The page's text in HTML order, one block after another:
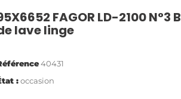
FAGOR LD-2100 N°3
lave linge
40431
:occasion